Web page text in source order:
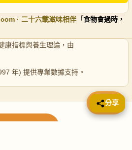
· 二十六載滋味相伴 「食物會過時，
康指標與養生理論，由
年) 提供專業數據支持。
📤 分享
分享